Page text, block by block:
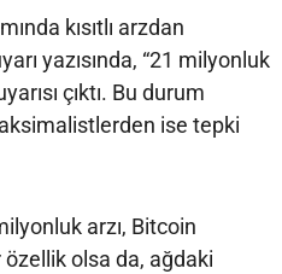
kısıtlı arzdan
yazısında, “21 milyonluk
çıktı. Bu durum
ise tepki
arzı, Bitcoin
olsa da, ağdaki